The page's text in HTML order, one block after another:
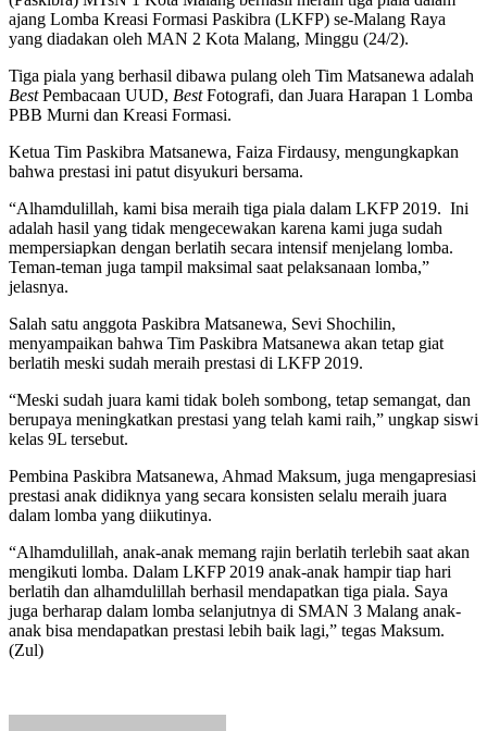
ajang Lomba Kreasi Formasi Paskibra (LKFP) se-Malang Raya
yang diadakan oleh MAN 2 Kota Malang, Minggu (24/2).
Tiga piala yang berhasil dibawa pulang oleh Tim Matsanewa adalah
BestPembacaan UUD, BestFotografi, dan Juara Harapan 1 Lomba
PBB Murni dan Kreasi Formasi.
Ketua Tim Paskibra Matsanewa, Faiza Firdausy, mengungkapkan
bahwa prestasi ini patut disyukuri bersama.
“Alhamdulillah, kami bisa meraih tiga piala dalam LKFP 2019. Ini
adalah hasil yang tidak mengecewakan karena kami juga sudah
mempersiapkan dengan berlatih secara intensif menjelang lomba.
Teman-teman juga tampil maksimal saat pelaksanaan lomba,”
jelasnya.
Salah satu anggota Paskibra Matsanewa, Sevi Shochilin,
menyampaikan bahwa Tim Paskibra Matsanewa akan tetap giat
berlatih meski sudah meraih prestasi di LKFP 2019.
“Meski sudah juara kami tidak boleh sombong, tetap semangat, dan
berupaya meningkatkan prestasi yang telah kami raih,” ungkap siswi
kelas 9L tersebut.
Pembina Paskibra Matsanewa, Ahmad Maksum, juga mengapresiasi
prestasi anak didiknya yang secara konsisten selalu meraih juara
dalam lomba yang diikutinya.
“Alhamdulillah, anak-anak memang rajin berlatih terlebih saat akan
mengikuti lomba. Dalam LKFP 2019 anak-anak hampir tiap hari
berlatih dan alhamdulillah berhasil mendapatkan tiga piala. Saya
juga berharap dalam lomba selanjutnya di SMAN 3 Malang anak-
anak bisa mendapatkan prestasi lebih baik lagi,” tegas Maksum.
(Zul)